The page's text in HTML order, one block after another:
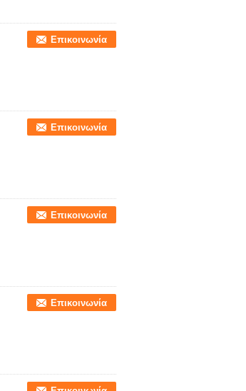
Επικοινωνία
Επικοινωνία
Επικοινωνία
Επικοινωνία